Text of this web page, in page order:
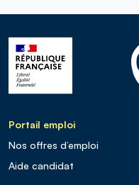
Portail emploi
Nos offres d’emploi
Aide candidat